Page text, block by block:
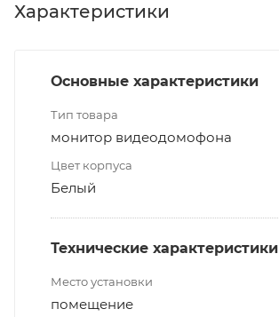
Характеристики
Основные характеристики
Тип товара
монитор видеодомофона
Цвет корпуса
Белый
Технические характеристики
Место установки
помещение